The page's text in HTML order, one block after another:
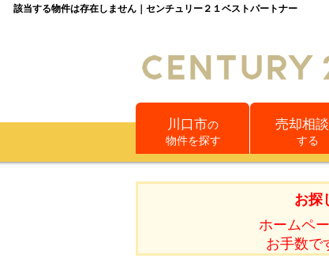
該当する物件は存在しません｜センチュリー２１ベストパートナー
川口市の
物件を探す
売却相談
する
お探
ホームペ
お手数で